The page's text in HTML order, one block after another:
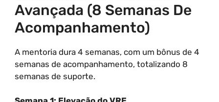
Avançada (8 Semanas De
Acompanhamento)
A mentoria dura 4 semanas, com um bônus de 4
semanas de acompanhamento, totalizando 8
semanas de suporte.